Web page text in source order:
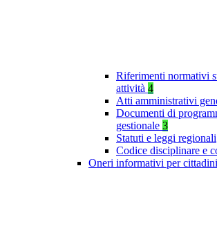
Riferimenti normativi
attività 4
Atti amministrativi
Documenti di
gestionale 3
Statuti e leggi regionali
Codice disciplinare e
Oneri informativi per